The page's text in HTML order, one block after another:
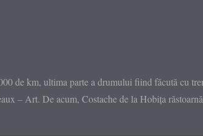
de km, ultima parte a drumului fiind făcută cu
– Art. De acum, Costache de la Hobița